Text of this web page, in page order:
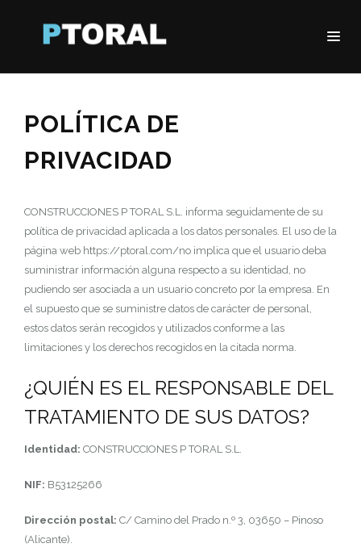
POLÍTICA DE
PRIVACIDAD
CONSTRUCCIONES P TORAL S.L. informa seguidamente de su
política de privacidad aplicada a los datos personales. El uso de la
página web https://ptoral.com/no implica que el usuario deba
suministrar información alguna respecto a su identidad, no
pudiendo ser asociada a un usuario concreto por la empresa. En
el supuesto que se suministre datos de carácter de personal,
estos datos serán recogidos y utilizados conforme a las
limitaciones y los derechos recogidos en la citada norma.
¿QUIÉN ES EL RESPONSABLE DEL
TRATAMIENTO DE SUS DATOS?
Identidad: CONSTRUCCIONES P TORAL S.L.
NIF: B53125266
Dirección postal: C/ Camino del Prado n.º 3, 03650 – Pinoso
(Alicante).